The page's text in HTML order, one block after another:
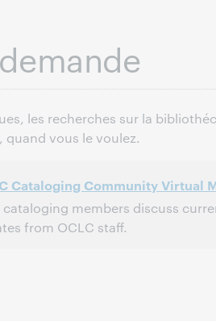
les recherches sur la
quand vous le voulez.
Cataloging Community Virtual
cataloging members discuss
from OCLC staff.